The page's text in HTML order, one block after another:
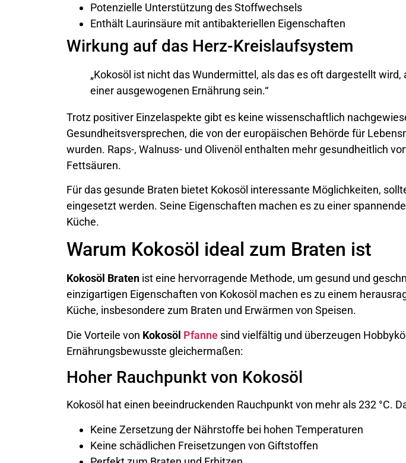
Potenzielle Unterstützung des Stoffwechsels
Enthält Laurinsäure mit antibakteriellen Eigenschaften
Wirkung auf das Herz-Kreislaufsystem
„Kokosöl ist nicht das Wundermittel, als das es oft dargestellt wird,
einer ausgewogenen Ernährung sein.“
Trotz positiver Einzelaspekte gibt es keine wissenschaftlich
Gesundheitsversprechen, die von der europäischen Behörde für
wurden. Raps-, Walnuss- und Olivenöl enthalten mehr gesundheitlich
Fettsäuren.
Für das gesunde Braten bietet Kokosöl interessante Möglichkeiten,
eingesetzt werden. Seine Eigenschaften machen es zu einer
Küche.
Warum Kokosöl ideal zum Braten ist
Kokosöl Braten ist eine hervorragende Methode, um gesund und
einzigartigen Eigenschaften von Kokosöl machen es zu einem
Küche, insbesondere zum Braten und Erwärmen von Speisen.
Die Vorteile von Kokosöl Pfanne sind vielfältig und überzeugen
Ernährungsbewusste gleichermaßen:
Hoher Rauchpunkt von Kokosöl
Kokosöl hat einen beeindruckenden Rauchpunkt von mehr als 232 °C.
Keine Zersetzung der Nährstoffe bei hohen Temperaturen
Keine schädlichen Freisetzungen von Giftstoffen